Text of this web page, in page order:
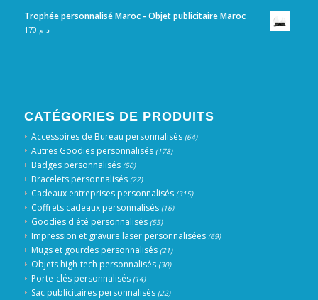
Trophée personnalisé Maroc - Objet publicitaire Maroc
د.م. 170
CATÉGORIES DE PRODUITS
Accessoires de Bureau personnalisés (64)
Autres Goodies personnalisés (178)
Badges personnalisés (50)
Bracelets personnalisés (22)
Cadeaux entreprises personnalisés (315)
Coffrets cadeaux personnalisés (16)
Goodies d'été personnalisés (55)
Impression et gravure laser personnalisées (69)
Mugs et gourdes personnalisés (21)
Objets high-tech personnalisés (30)
Porte-clés personnalisés (14)
Sac publicitaires personnalisés (22)